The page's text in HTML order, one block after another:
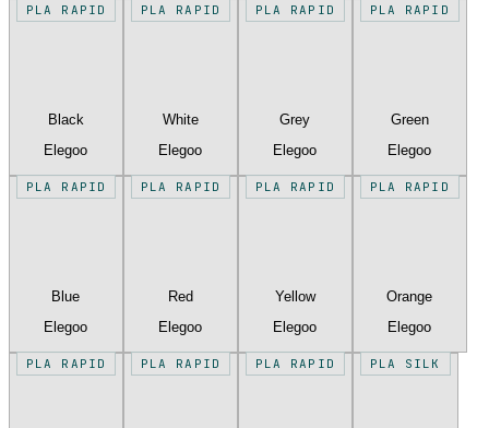
PLA RAPID
Black
Elegoo
PLA RAPID
White
Elegoo
PLA RAPID
Grey
Elegoo
PLA RAPID
Green
Elegoo
PLA RAPID
Blue
Elegoo
PLA RAPID
Red
Elegoo
PLA RAPID
Yellow
Elegoo
PLA RAPID
Orange
Elegoo
PLA RAPID PLA RAPID PLA RAPID PLA SILK